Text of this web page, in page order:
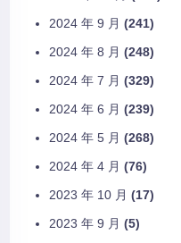
2024 年 9 月 (241)
2024 年 8 月 (248)
2024 年 7 月 (329)
2024 年 6 月 (239)
2024 年 5 月 (268)
2024 年 4 月 (76)
2023 年 10 月 (17)
2023 年 9 月 (5)